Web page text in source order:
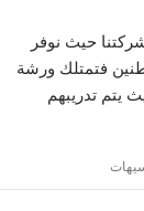
حيث نوفر
فتمتلك ورشة
يتم تدريبهم